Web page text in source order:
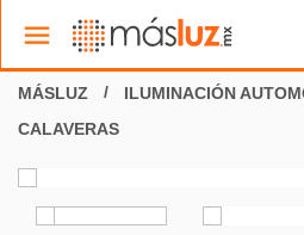
ILUMINACIÓN
CALAVERAS